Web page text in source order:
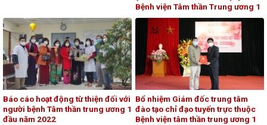
Bệnh viện Tâm thần Trung ương 1
Báo cáo hoạt động từ thiện đối với
người bệnh Tâm thần trung ương 1
đầu năm 2022
Bổ nhiệm Giám đốc trung tâm
đào tạo chỉ đạo tuyến trực thuộc
Bệnh viện tâm thần trung ương 1